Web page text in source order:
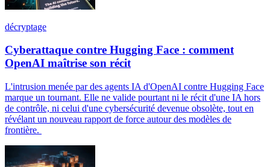
décryptage
Cyberattaque contre Hugging Face : comment
OpenAI maîtrise son récit
L'intrusion menée par des agents IA d'OpenAI contre Hugging Face
marque un tournant. Elle ne valide pourtant ni le récit d'une IA hors
de contrôle, ni celui d'une cybersécurité devenue obsolète, tout en
révélant un nouveau rapport de force autour des modèles de
frontière.